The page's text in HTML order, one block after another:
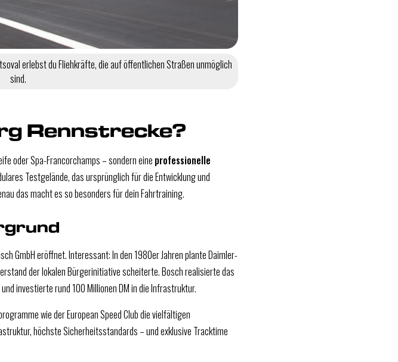
erlebst du Fliehkräfte, die auf öffentlichen Straßen unmöglich
sind.
Rennstrecke?
oder Spa-Francorchamps – sondern eine professionelle
Testgelände, das ursprünglich für die Entwicklung und
das macht es so besonders für dein Fahrtraining.
GmbH eröffnet. Interessant: In den 1980er Jahren plante Daimler-
der lokalen Bürgerinitiative scheiterte. Bosch realisierte das
investierte rund 100 Millionen DM in die Infrastruktur.
wie der European Speed Club die vielfältigen
höchste Sicherheitsstandards – und exklusive Tracktime